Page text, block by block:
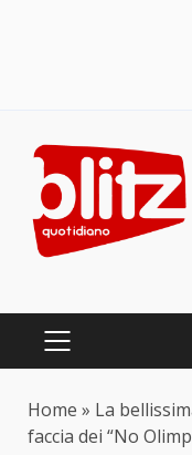
content
PRIMARY
Home » La
faccia dei “No